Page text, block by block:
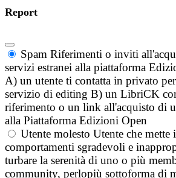
Report
Spam Riferimenti o inviti
servizi estranei alla piattaforma
A) un utente ti contatta in privato
servizio di editing B) un LibriCK
riferimento o un link all'acquisto di
alla Piattaforma Edizioni Open
Utente molesto Utente che mette
comportamenti sgradevoli e
turbare la serenità di uno o più
community, perlopiù sottoforma di